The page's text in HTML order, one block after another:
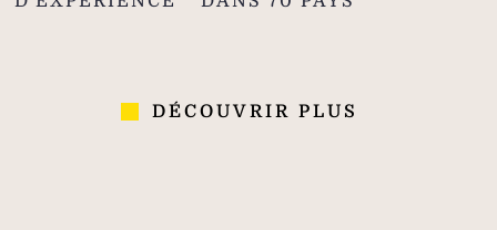
DÉCOUVRIR PLUS